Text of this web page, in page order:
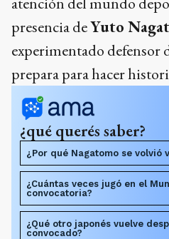
presencia deYuto
experimentado defensor
prepara para hacer
¿qué querés saber?
¿Por qué Nagatomo se volvió
¿Cuántas veces jugó en el
convocatoria?
¿Qué otro japonés vuelve
convocado?